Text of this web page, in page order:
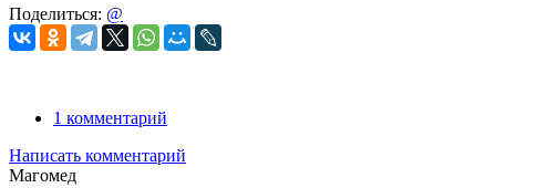
Поделиться: @
1 комментарий
Написать комментарий
Магомед